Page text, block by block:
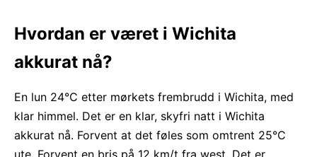
Hvordan er været i Wichita
akkurat nå?
En lun 24°C etter mørkets frembrudd i Wichita, med
klar himmel. Det er en klar, skyfri natt i Wichita
akkurat nå. Forvent at det føles som omtrent 25°C
ute. Forvent en bris på 12 km/t fra west. Det er